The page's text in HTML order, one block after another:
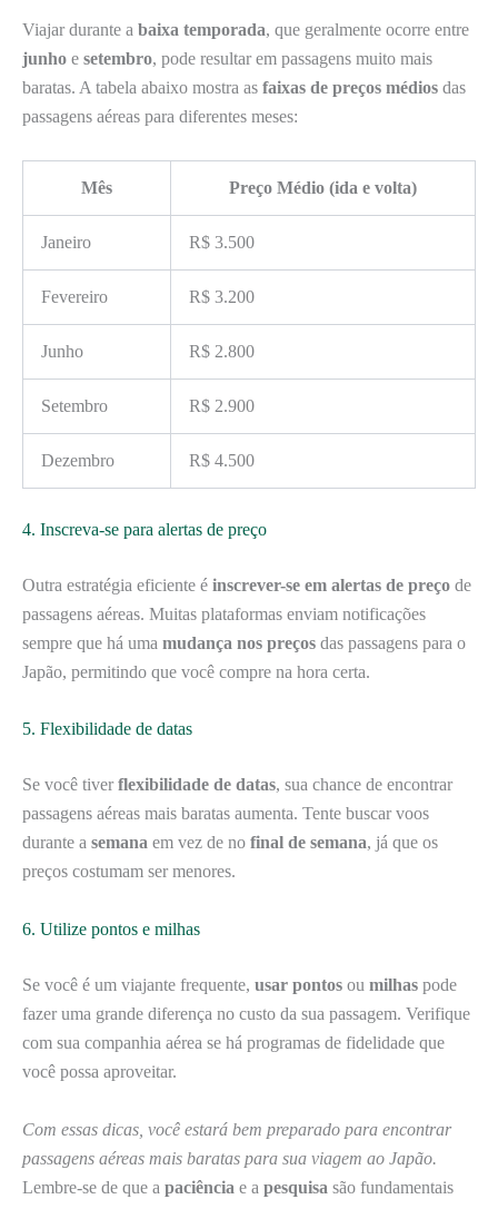
Viajar durante a baixa temporada, que geralmente ocorre entre
junho e setembro, pode resultar em passagens muito mais
baratas. A tabela abaixo mostra as faixas de preços médios das
passagens aéreas para diferentes meses:
Mês Preço Médio (ida e volta)
Janeiro R$ 3.500
Fevereiro R$ 3.200
Junho R$ 2.800
Setembro R$ 2.900
Dezembro R$ 4.500
4. Inscreva-se para alertas de preço
Outra estratégia eficiente é inscrever-se em alertas de preço de
passagens aéreas. Muitas plataformas enviam notificações
sempre que há uma mudança nos preços das passagens para o
Japão, permitindo que você compre na hora certa.
5. Flexibilidade de datas
Se você tiver flexibilidade de datas, sua chance de encontrar
passagens aéreas mais baratas aumenta. Tente buscar voos
durante a semana em vez de no final de semana, já que os
preços costumam ser menores.
6. Utilize pontos e milhas
Se você é um viajante frequente, usar pontos ou milhas pode
fazer uma grande diferença no custo da sua passagem. Verifique
com sua companhia aérea se há programas de fidelidade que
você possa aproveitar.
Com essas dicas, você estará bem preparado para encontrar
passagens aéreas mais baratas para sua viagem ao Japão.
Lembre-se de que a paciência e a pesquisa são fundamentais